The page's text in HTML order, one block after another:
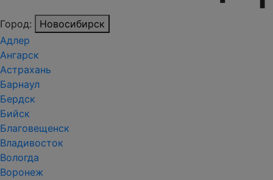
Город:
Новосибирск
Адлер
Ангарск
Астрахань
Барнаул
Бердск
Бийск
Благовещенск
Владивосток
Вологда
Воронеж